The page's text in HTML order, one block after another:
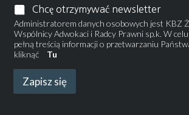
Chcę otrzymywać newsletter
Administratorem danych osobowych jest KBZ
Wspólnicy Adwokaci i Radcy Prawni sp.k. W
pełną treścią informacji o przetwarzaniu
kliknąć
Tu
Zapisz się